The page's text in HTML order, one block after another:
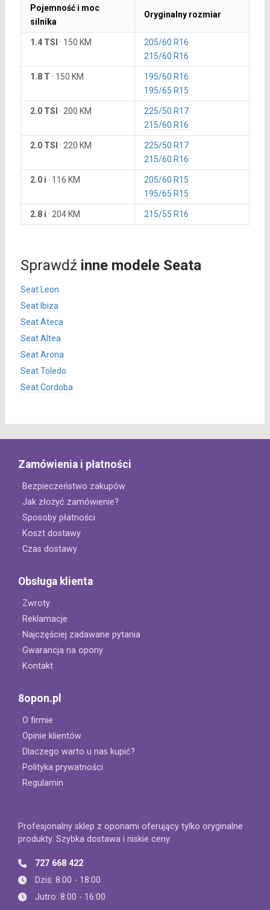
Pojemność i moc
silnika
Oryginalny rozmiar
1.4 TSI · 150 KM
205/60 R16
215/60 R16
1.8 T · 150 KM
195/60 R16
195/65 R15
2.0 TSI · 200 KM
225/50 R17
215/60 R16
2.0 TSI · 220 KM
225/50 R17
215/60 R16
2.0 i · 116 KM
205/60 R15
195/65 R15
2.8 i · 204 KM 215/55 R16
Sprawdź inne modele Seata
Seat Leon
Seat Ibiza
Seat Ateca
Seat Altea
Seat Arona
Seat Toledo
Seat Cordoba
Zamówienia i płatności
· Bezpieczeństwo zakupów
· Jak złożyć zamówienie?
· Sposoby płatności
· Koszt dostawy
· Czas dostawy
Obsługa klienta
· Zwroty
· Reklamacje
· Najczęściej zadawane pytania
· Gwarancja na opony
· Kontakt
8opon.pl
· O firmie
· Opinie klientów
· Dlaczego warto u nas kupić?
· Polityka prywatności
· Regulamin
Profesjonalny sklep z oponami oferujący tylko oryginalne
produkty. Szybka dostawa i niskie ceny.
727 668 422
Dziś: 8:00 - 18:00
Jutro: 8:00 - 16:00